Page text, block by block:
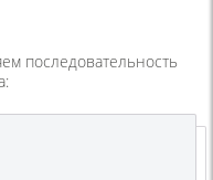
последовательность